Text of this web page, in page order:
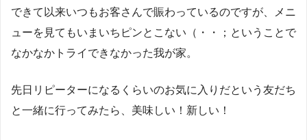
できて以来いつもお客さんで賑わっているのですが、メニ
ューを見てもいまいちピンとこない（・・；ということで
なかなかトライできなかった我が家。
先日リピーターになるくらいのお気に入りだという友だち
と一緒に行ってみたら、美味しい！新しい！